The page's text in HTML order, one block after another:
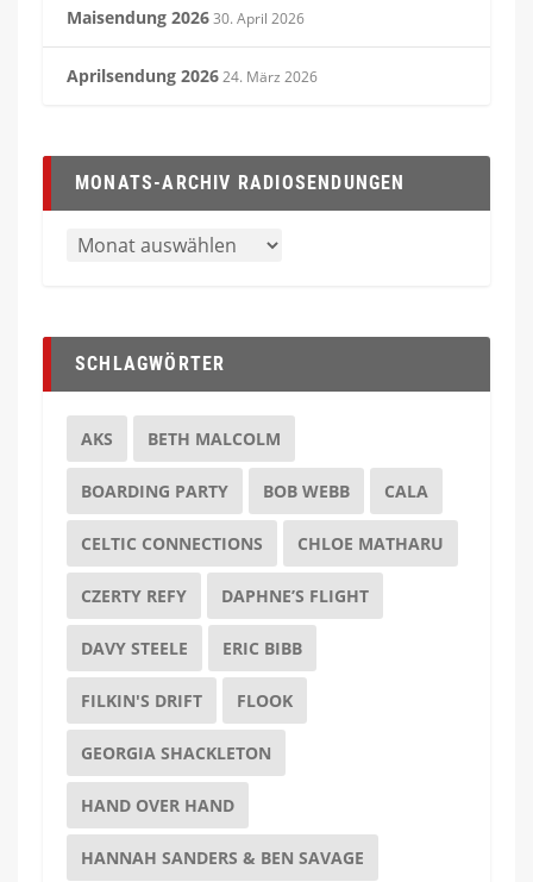
Maisendung 202630. April 2026
Aprilsendung 202624. März 2026
MONATS-ARCHIV RADIOSENDUNGEN
SCHLAGWÖRTER
AKS BETH MALCOLM
BOARDING PARTY BOB WEBB CALA
CELTIC CONNECTIONS CHLOE MATHARU
CZERTY REFY DAPHNE’S FLIGHT
DAVY STEELE ERIC BIBB
FILKIN'S DRIFT FLOOK
GEORGIA SHACKLETON
HAND OVER HAND
HANNAH SANDERS & BEN SAVAGE